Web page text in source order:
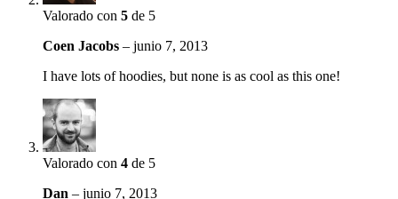
Valorado con 5 de 5
Coen Jacobs – junio 7, 2013
I have lots of hoodies, but none is as cool as this one!
Valorado con 4 de 5
Dan – junio 7, 2013